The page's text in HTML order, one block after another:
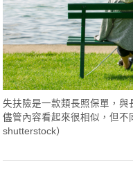
失扶險是一款類長照保單，與
儘管內容看起來很相似，但不
shutterstock）